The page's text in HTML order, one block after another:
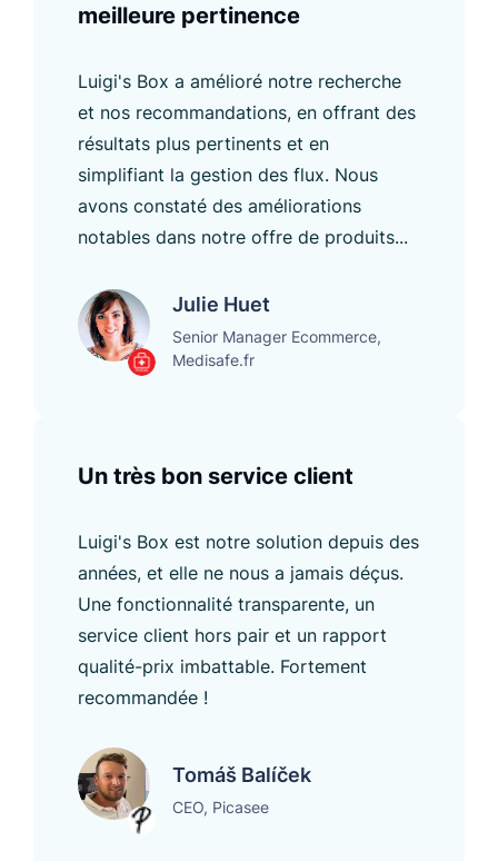
meilleure pertinence
Luigi's Box a amélioré notre recherche
et nos recommandations, en offrant des
résultats plus pertinents et en
simplifiant la gestion des flux. Nous
avons constaté des améliorations
notables dans notre offre de produits...
Julie Huet
Senior Manager Ecommerce,
Medisafe.fr
Un très bon service client
Luigi's Box est notre solution depuis des
années, et elle ne nous a jamais déçus.
Une fonctionnalité transparente, un
service client hors pair et un rapport
qualité-prix imbattable. Fortement
recommandée !
Tomáš Balíček
CEO, Picasee